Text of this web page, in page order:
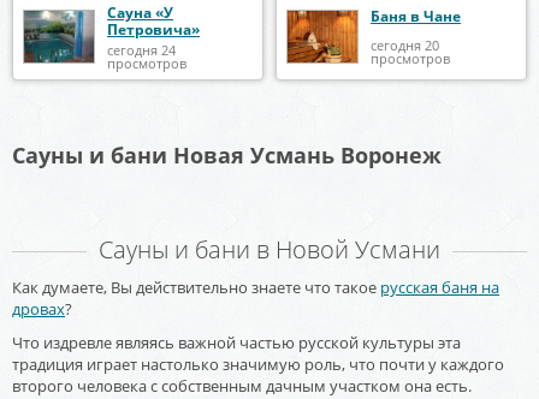
Сауна «У
Петровича»
сегодня 24
просмотров
Баня в Чане
сегодня 20
просмотров
Сауны и бани Новая Усмань Воронеж
Сауны и бани в Новой Усмани
Как думаете, Вы действительно знаете что такое русская баня на
дровах?
Что издревле являясь важной частью русской культуры эта
традиция играет настолько значимую роль, что почти у каждого
второго человека с собственным дачным участком она есть.